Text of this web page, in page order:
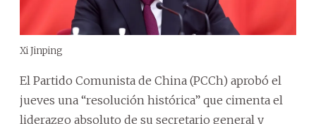
Xi Jinping
El Partido Comunista de China (PCCh) aprobó el
jueves una “resolución histórica” que cimenta el
liderazgo absoluto de su secretario general y